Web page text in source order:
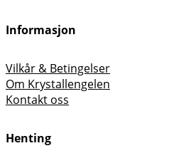
Informasjon
Vilkår & Betingelser
Om Krystallengelen
Kontakt oss
Henting